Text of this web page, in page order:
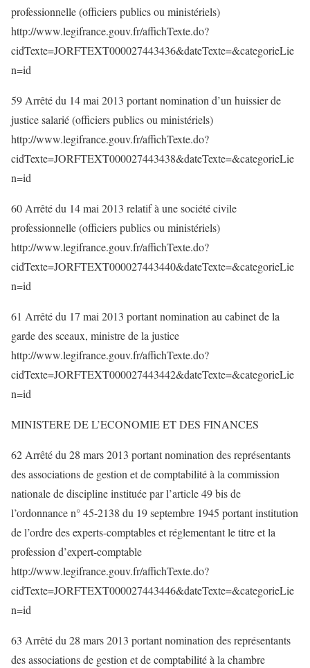
professionnelle (officiers publics ou ministériels)
http://www.legifrance.gouv.fr/affichTexte.do?
cidTexte=JORFTEXT000027443436&dateTexte=&categorieLie
n=id
59 Arrêté du 14 mai 2013 portant nomination d’un huissier de
justice salarié (officiers publics ou ministériels)
http://www.legifrance.gouv.fr/affichTexte.do?
cidTexte=JORFTEXT000027443438&dateTexte=&categorieLie
n=id
60 Arrêté du 14 mai 2013 relatif à une société civile
professionnelle (officiers publics ou ministériels)
http://www.legifrance.gouv.fr/affichTexte.do?
cidTexte=JORFTEXT000027443440&dateTexte=&categorieLie
n=id
61 Arrêté du 17 mai 2013 portant nomination au cabinet de la
garde des sceaux, ministre de la justice
http://www.legifrance.gouv.fr/affichTexte.do?
cidTexte=JORFTEXT000027443442&dateTexte=&categorieLie
n=id
MINISTERE DE L’ECONOMIE ET DES FINANCES
62 Arrêté du 28 mars 2013 portant nomination des représentants
des associations de gestion et de comptabilité à la commission
nationale de discipline instituée par l’article 49 bis de
l’ordonnance n° 45-2138 du 19 septembre 1945 portant institution
de l’ordre des experts-comptables et réglementant le titre et la
profession d’expert-comptable
http://www.legifrance.gouv.fr/affichTexte.do?
cidTexte=JORFTEXT000027443446&dateTexte=&categorieLie
n=id
63 Arrêté du 28 mars 2013 portant nomination des représentants
des associations de gestion et de comptabilité à la chambre